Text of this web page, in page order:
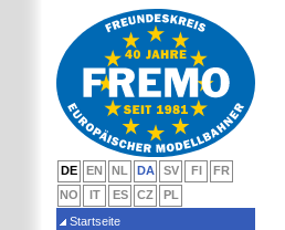
DE EN NL DA SV FI
FR
NO
IT ES CZ
PL
Startseite